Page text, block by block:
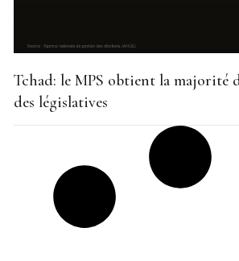
Tchad: le MPS obtient la majorité
des législatives